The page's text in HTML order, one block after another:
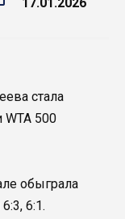
стала
WTA 500
обыграла
6:1.